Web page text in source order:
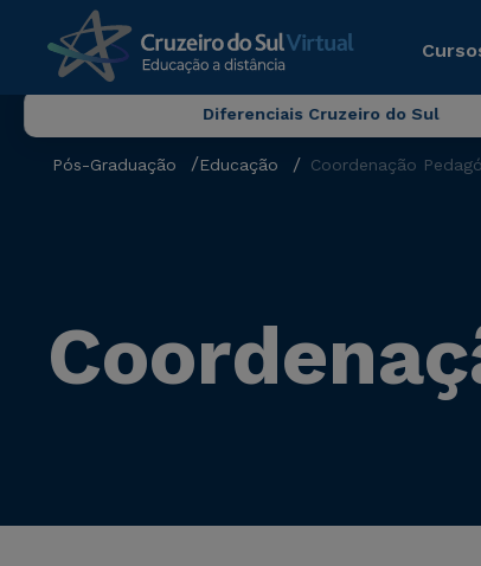
Diferenciais Cruzeiro do Sul
Pós-Graduação Educação Coordenação